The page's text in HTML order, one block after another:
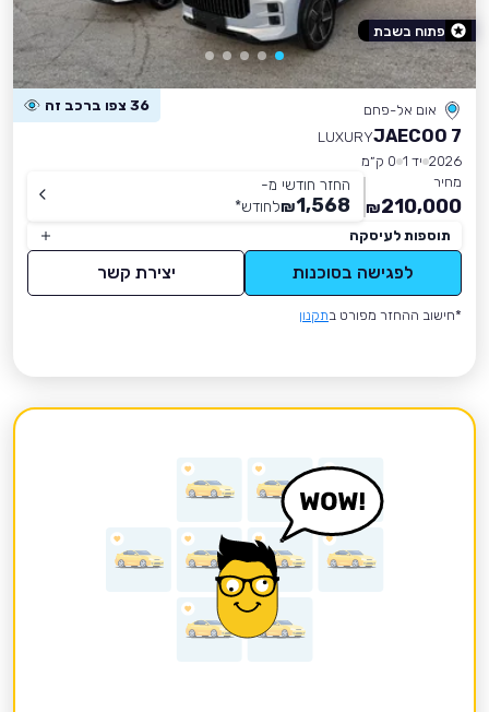
אום אל-פחם 36 צפו ברכב זה
JAECOO 7
LUXURY
2026 יד 1
0 ק״מ
מחיר
210,000
₪
החזר חודשי מ-
1,568
₪לחודש*
תוספות לעיסקה
לפגישה בסוכנות יצירת קשר
*חישוב ההחזר מפורט בתקנון
פתוח בשבת